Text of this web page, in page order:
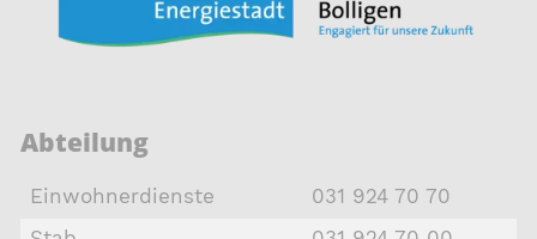
Abteilung
Einwohnerdienste
031 924 70 70